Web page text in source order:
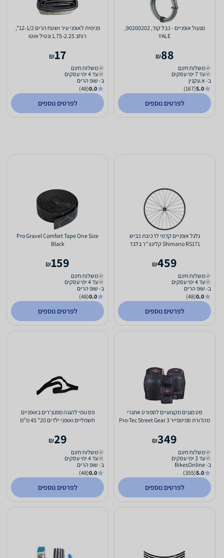
מנעול אופניים - כבל קוד, 90200202,
YALE
88
₪
משלוח חינם
עד 7 ימי עסקים
ב- א.עקנין
5.0
(167)
לפרטים נוספים
פנימית לאופני עיר ושטח הרים 12-1/2",
רוחב 1.75-2.25 ונטיל אוטו
17
₪
משלוח חינם
עד 4 ימי עסקים
ב- שופ הרים
0.0
(48)
לפרטים נוספים
גלגל אופניים קדמי לרכיבת כביש
Shimano RS171 קלינצ''ר בלבד
459
₪
משלוח חינם
עד 4 ימי עסקים
ב- שופ הרים
0.0
(48)
לפרטים נוספים
Pro Gravel Comfort Tape One Size
Black
159
₪
משלוח חינם
עד 4 ימי עסקים
ב- שופ הרים
0.0
(48)
לפרטים נוספים
סט מגנים מקצועיים לספורט אתגרי
מהדורת ספיטפייר Pro-Tec Street Gear 3
349
₪
משלוח חינם
עד 3 ימי עסקים
ב- BikesOnline
5.0
(355)
לפרטים נוספים
פס גומי להגנה מפנצ'רים באופניים
חשמליים ואופני ילדים 20" 45 מ"מ
29
₪
משלוח חינם
עד 4 ימי עסקים
ב- שופ הרים
0.0
(48)
לפרטים נוספים